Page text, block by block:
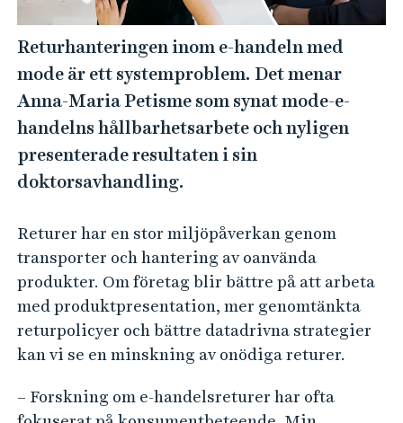
Returhanteringen inom e-handeln med
mode är ett systemproblem. Det menar
Anna-Maria Petisme som synat mode-e-
handelns hållbarhetsarbete och nyligen
presenterade resultaten i sin
doktorsavhandling.
Returer har en stor miljöpåverkan genom
transporter och hantering av oanvända
produkter. Om företag blir bättre på att arbeta
med produktpresentation, mer genomtänkta
returpolicyer och bättre datadrivna strategier
kan vi se en minskning av onödiga returer.
– Forskning om e-handelsreturer har ofta